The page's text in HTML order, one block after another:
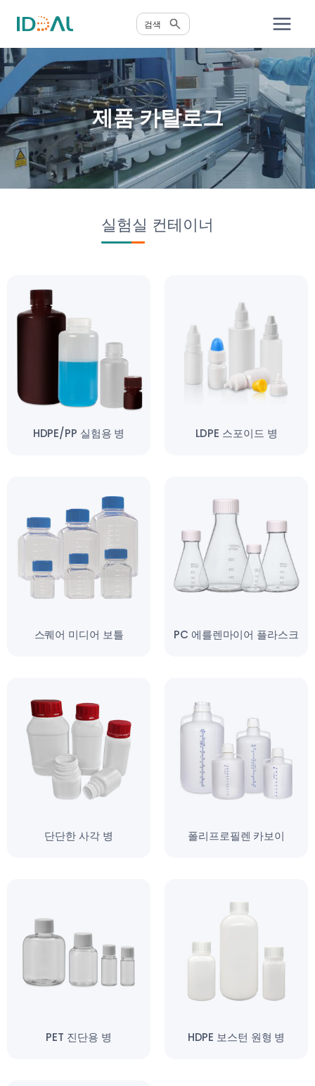
츠
로
건
너
뛰
기
검색
제품 카탈로그
실험실 컨테이너
HDPE/PP 실험용 병 LDPE 스포이드 병
스퀘어 미디어 보틀 PC 에를렌마이어 플라스크
단단한 사각 병 폴리프로필렌 카보이
PET 진단용 병 HDPE 보스턴 원형 병